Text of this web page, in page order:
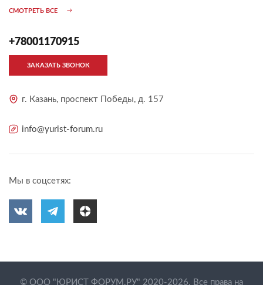
СМОТРЕТЬ ВСЕ
+78001170915
ЗАКАЗАТЬ ЗВОНОК
г. Казань, проспект Победы, д. 157
info@yurist-forum.ru
Мы в соцсетях:
© ООО "ЮРИСТ ФОРУМ.РУ" 2020-2026. Все права на